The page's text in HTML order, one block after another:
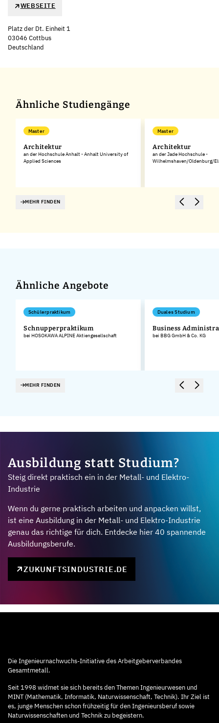
WEBSEITE
Platz der Dt. Einheit 1
03046 Cottbus
Deutschland
Ähnliche Studiengänge
Master
Architektur
an der Hochschule Anhalt - Anhalt University of
Applied Sciences
Master
Architektur
an der Jade Hochschule -
Wilhelmshaven/Oldenburg/
MEHR FINDEN
Ähnliche Angebote
Schülerpraktikum
Schnupperpraktikum
bei HOSOKAWA ALPINE Aktiengesellschaft
Duales Studium
Business
bei BBG GmbH & Co. KG
MEHR FINDEN
Ausbildung statt Studium?
Steig direkt praktisch ein in der Metall- und Elektro-
Industrie
Wenn du gerne praktisch arbeiten und anpacken willst,
ist eine Ausbildung in der Metall- und Elektro-Industrie
genau das richtige für dich. Entdecke hier 40 spannende
Ausbildungsberufe.
ZUKUNFTSINDUSTRIE.DE
Die Ingenieurnachwuchs-Initiative des Arbeitgeberverbandes
Gesamtmetall.
Seit 1998 widmet sie sich bereits den Themen Ingenieurwesen und
MINT (Mathematik, Informatik, Naturwissenschaft, Technik). Ihr Ziel ist
es, junge Menschen schon frühzeitig für den Ingenieursberuf sowie
Naturwissenschaften und Technik zu begeistern.